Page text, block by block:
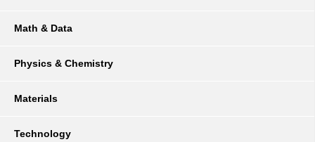
Math & Data
Physics & Chemistry
Materials
Technology